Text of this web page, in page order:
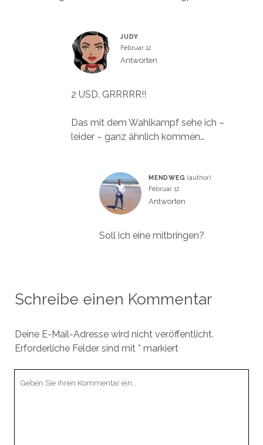
JUDY
Februar 12
Antworten
2 USD. GRRRRR!!
Das mit dem Wahlkampf sehe ich –
leider – ganz ähnlich kommen…
MENDWEG
Februar 12
Antworten
Soll ich eine mitbringen?
Schreibe einen Kommentar
Deine E-Mail-Adresse wird nicht veröffentlicht.
Erforderliche Felder sind mit * markiert